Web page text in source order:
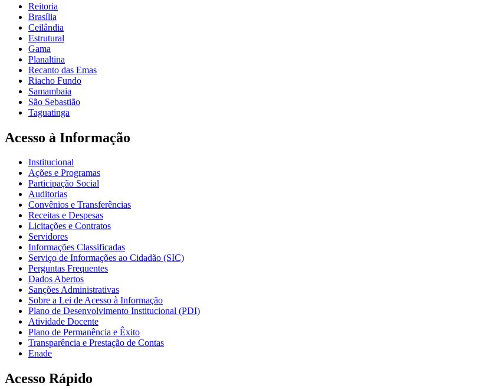
Reitoria
Brasília
Ceilândia
Estrutural
Gama
Planaltina
Recanto das Emas
Riacho Fundo
Samambaia
São Sebastião
Taguatinga
Acesso à Informação
Institucional
Ações e Programas
Participação Social
Auditorias
Convênios e Transferências
Receitas e Despesas
Licitações e Contratos
Servidores
Informações Classificadas
Serviço de Informações ao Cidadão (SIC)
Perguntas Frequentes
Dados Abertos
Sanções Administrativas
Sobre a Lei de Acesso à Informação
Plano de Desenvolvimento Institucional (PDI)
Atividade Docente
Plano de Permanência e Êxito
Transparência e Prestação de Contas
Enade
Acesso Rápido